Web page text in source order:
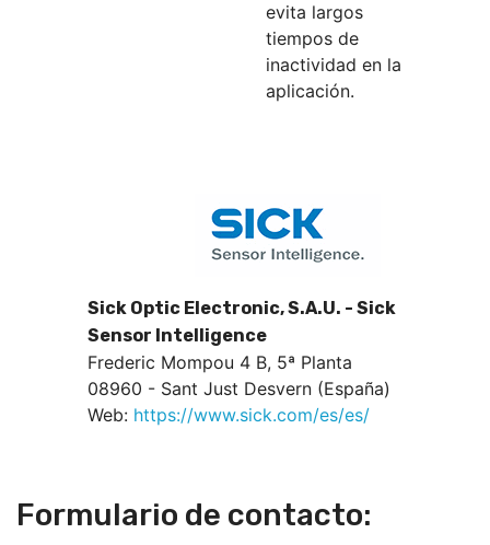
evita largos
tiempos de
inactividad en la
aplicación.
Sick Optic Electronic, S.A.U. - Sick
Sensor Intelligence
Frederic Mompou 4 B, 5ª Planta
08960 - Sant Just Desvern (España)
Web: https://www.sick.com/es/es/
Formulario de contacto: